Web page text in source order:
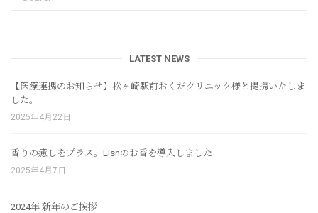
LATEST NEWS
【医療連携のお知らせ】松ヶ崎駅前おくだクリニック様と提携いたしま
した。
2025年4月22日
香りの癒しをプラス。Lisnのお香を導入しました
2025年4月7日
2024年 新年のご挨拶